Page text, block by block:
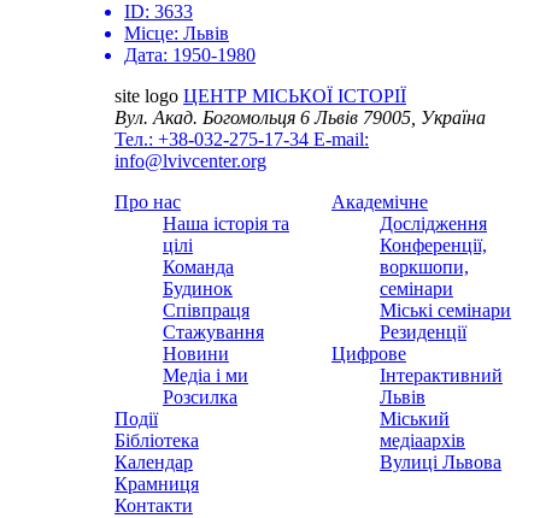
ID: 3633
Місце: Львів
Дата: 1950-1980
site logo ЦЕНТР МІСЬКОЇ ІСТОРІЇ
Вул. Акад. Богомольця 6Львів 79005, Україна
Тел.: +38-032-275-17-34 E-mail:
info@lvivcenter.org
Про нас
Наша історія та
цілі
Команда
Будинок
Співпраця
Стажування
Новини
Медіа і ми
Розсилка
Події
Бібліотека
Календар
Крамниця
Контакти
Академічне
Дослідження
Конференції,
воркшопи,
семінари
Міські семінари
Резиденції
Цифрове
Інтерактивний
Львів
Міський
медіаархів
Вулиці Львова